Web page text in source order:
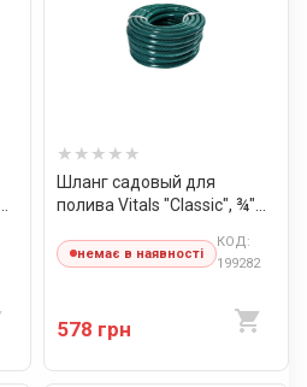
Шланг садовый для
полива Vitals "Classic", ¾"
немає в наявності
КОД:
199282
578 грн